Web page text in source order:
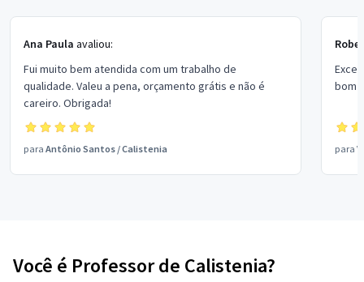
Ana Paula avaliou:
Fui muito bem atendida com um trabalho de
qualidade. Valeu a pena, orçamento grátis e não é
careiro. Obrigada!
para Antônio Santos /Calistenia
bom
para
Você é Professor de Calistenia?